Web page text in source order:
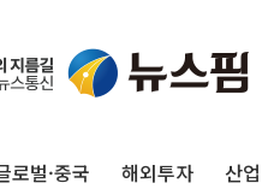
로벌·중국 해외투자 산업
美 고용 쇼크에 엔화 장중 급등…
[AI MY 뉴스] 뉴욕 반도체주 프
[종합] 美 7월 고용 2만3000명